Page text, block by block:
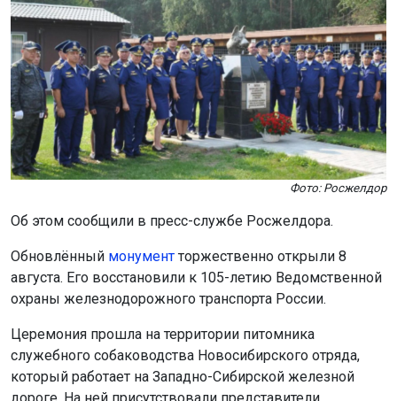
Фото: Росжелдор
Об этом сообщили в пресс-службе Росжелдора.
Обновлённый монумент торжественно открыли 8
августа. Его восстановили к 105-летию Ведомственной
охраны железнодорожного транспорта России.
Церемония прошла на территории питомника
служебного собаководства Новосибирского отряда,
который работает на Западно-Сибирской железной